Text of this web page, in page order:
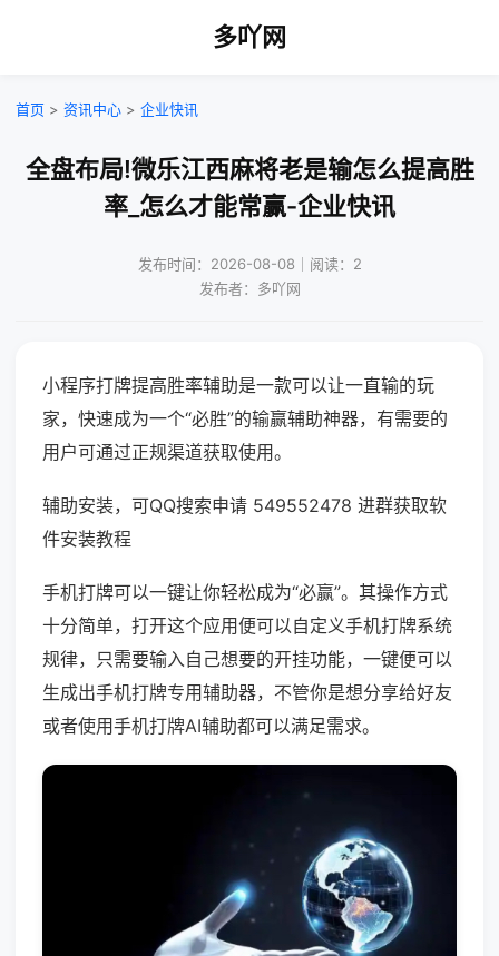
多吖网
首页 > 资讯中心 > 企业快讯
全盘布局!微乐江西麻将老是输怎么提高胜
率_怎么才能常赢-企业快讯
发布时间：2026-08-08｜阅读：2
发布者：多吖网
小程序打牌提高胜率辅助是一款可以让一直输的玩
家，快速成为一个“必胜”的输赢辅助神器，有需要的
用户可通过正规渠道获取使用。
辅助安装，可QQ搜索申请 549552478 进群获取软
件安装教程
手机打牌可以一键让你轻松成为“必赢”。其操作方式
十分简单，打开这个应用便可以自定义手机打牌系统
规律，只需要输入自己想要的开挂功能，一键便可以
生成出手机打牌专用辅助器，不管你是想分享给好友
或者使用手机打牌AI辅助都可以满足需求。